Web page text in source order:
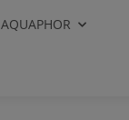
AQUAPHOR